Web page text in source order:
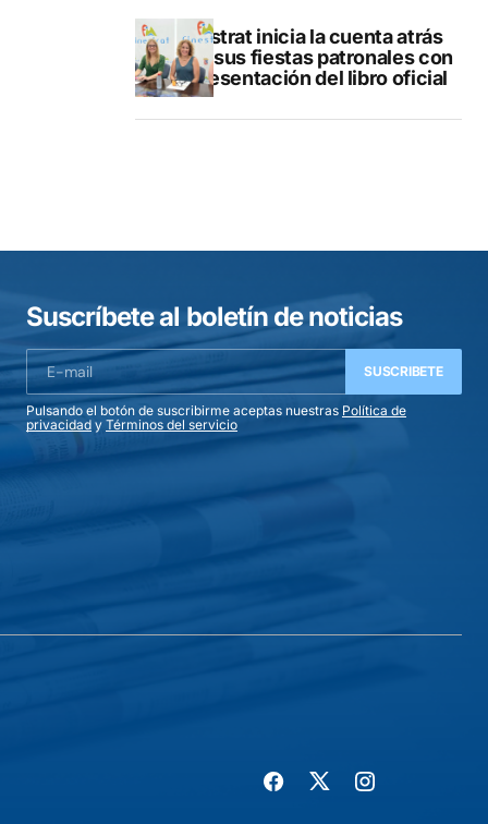
Finestrat inicia la cuenta atrás
para sus fiestas patronales con
la presentación del libro oficial
Suscríbete al boletín de noticias
SUSCRIBETE
Pulsando el botón de suscribirme aceptas nuestras Política de
privacidad y Términos del servicio